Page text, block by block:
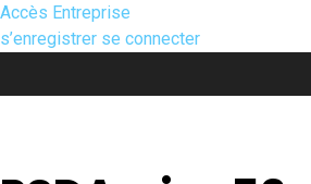
Accès Entreprise
s’enregistrer se connecter